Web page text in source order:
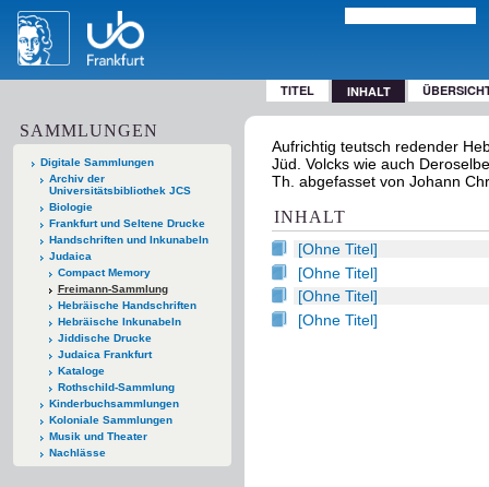
TITEL INHALT
SAMMLUNGEN
Digitale Sammlungen
Archiv der
Universitätsbibliothek JCS
Biologie
Frankfurt und Seltene Drucke
Handschriften und Inkunabeln
Judaica
Compact Memory
Freimann-Sammlung
Hebräische Handschriften
Hebräische Inkunabeln
Jiddische Drucke
Judaica Frankfurt
Kataloge
Rothschild-Sammlung
Kinderbuchsammlungen
Koloniale Sammlungen
Musik und Theater
Nachlässe
Aufrichtig teutsch redender
Jüd. Volcks wie auch
Th. abgefasset von Johann
INHALT
[Ohne Titel]
[Ohne Titel]
[Ohne Titel]
[Ohne Titel]